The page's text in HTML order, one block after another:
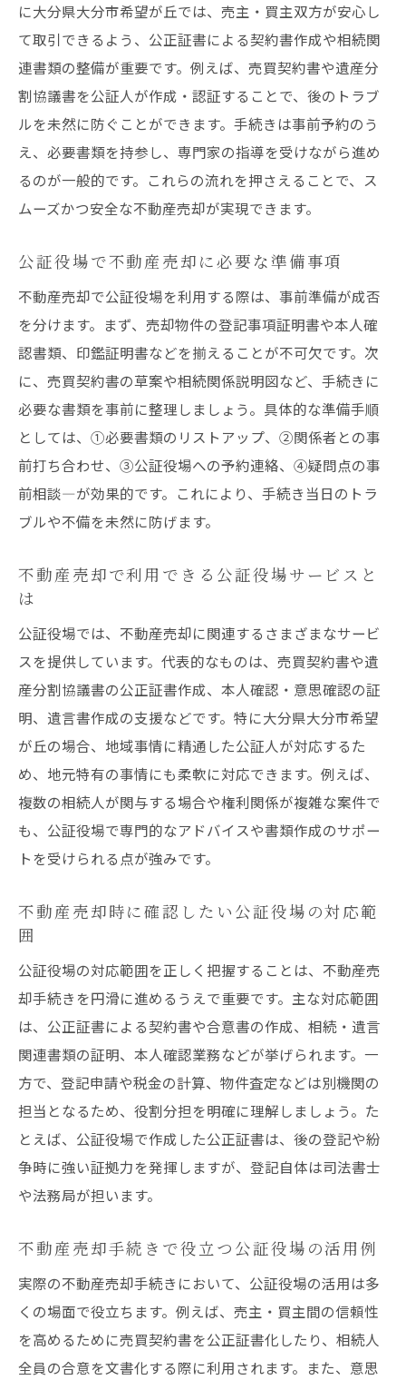
公証役場相談で不動産売却の不安を解消す
る
希望が丘での不動産売却で気をつける法的
ポイント
不動産売却時に役立つ公証役場の安心サポ
ート
公証役場利用時に知るべき手続きの流れ
公証役場で不動産売却を始める手順と準備
不動産売却時に公証役場へ持参すべき書類
公証役場利用時に知っておきたい相談窓口
公証役場で不動産売却が完了するまでの過
不動産売却で公証役場相談を活かす方法
不動産売却時に公証役場相談を効率活用す
る方法
公証役場相談窓口で不動産売却の疑問を解
不動産売却相談時に聞くべきポイントまと
公証人役場の無料相談で不動産売却を有利
に進める
不動産売却で公証役場相談を活用する具体
的手順
不動産売却で公証役場が担う重要な役割と
は
公証役場のサポートで不動産売却が円滑化
識
感
不動産売却を支える公証人の具体的な業務
内容
無料相談を利用した不動産売却の進め方
不動産売却で公証役場の無料相談を活用し
公証役場の無料相談窓口で不動産売却相談
を実践
消
公証役場の無料相談利用で不動産売却準備
が簡単に
不動産売却相談で公証役場の助言を活かす
コツ
に大分県大分市希望が丘では、売主・買主双方が安心し
て取引できるよう、公正証書による契約書作成や相続関
連書類の整備が重要です。例えば、売買契約書や遺産分
割協議書を公証人が作成・認証することで、後のトラブ
ルを未然に防ぐことができます。手続きは事前予約のう
え、必要書類を持参し、専門家の指導を受けながら進め
るのが一般的です。これらの流れを押さえることで、ス
ムーズかつ安全な不動産売却が実現できます。
公証役場で不動産売却に必要な準備事項
不動産売却で公証役場を利用する際は、事前準備が成否
を分けます。まず、売却物件の登記事項証明書や本人確
認書類、印鑑証明書などを揃えることが不可欠です。次
に、売買契約書の草案や相続関係説明図など、手続きに
必要な書類を事前に整理しましょう。具体的な準備手順
としては、①必要書類のリストアップ、②関係者との事
前打ち合わせ、③公証役場への予約連絡、④疑問点の事
前相談—が効果的です。これにより、手続き当日のトラ
ブルや不備を未然に防げます。
不動産売却で利用できる公証役場サービスと
は
公証役場では、不動産売却に関連するさまざまなサービ
スを提供しています。代表的なものは、売買契約書や遺
産分割協議書の公正証書作成、本人確認・意思確認の証
明、遺言書作成の支援などです。特に大分県大分市希望
が丘の場合、地域事情に精通した公証人が対応するた
め、地元特有の事情にも柔軟に対応できます。例えば、
複数の相続人が関与する場合や権利関係が複雑な案件で
も、公証役場で専門的なアドバイスや書類作成のサポー
トを受けられる点が強みです。
不動産売却時に確認したい公証役場の対応範
囲
公証役場の対応範囲を正しく把握することは、不動産売
却手続きを円滑に進めるうえで重要です。主な対応範囲
は、公正証書による契約書や合意書の作成、相続・遺言
関連書類の証明、本人確認業務などが挙げられます。一
方で、登記申請や税金の計算、物件査定などは別機関の
担当となるため、役割分担を明確に理解しましょう。た
とえば、公証役場で作成した公正証書は、後の登記や紛
争時に強い証拠力を発揮しますが、登記自体は司法書士
や法務局が担います。
不動産売却手続きで役立つ公証役場の活用例
実際の不動産売却手続きにおいて、公証役場の活用は多
くの場面で役立ちます。例えば、売主・買主間の信頼性
を高めるために売買契約書を公正証書化したり、相続人
全員の合意を文書化する際に利用されます。また、意思